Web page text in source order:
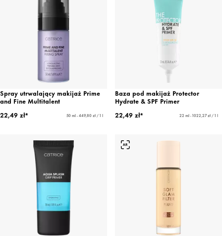
Spray utrwalający makijaż Prime
and Fine Multitalent
22,49 zł*
50 ml - 449,80 zł / 1 l
Baza pod makijaż Protector
Hydrate & SPF Primer
22,49 zł*
22 ml - 1022,27 zł / 1 l